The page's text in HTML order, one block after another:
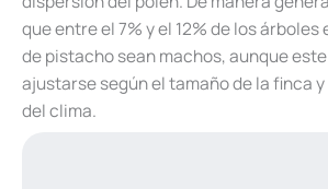
que entre el 7% y el 12% de los
de pistacho sean machos, aunque
ajustarse según el tamaño de la finca
del clima.